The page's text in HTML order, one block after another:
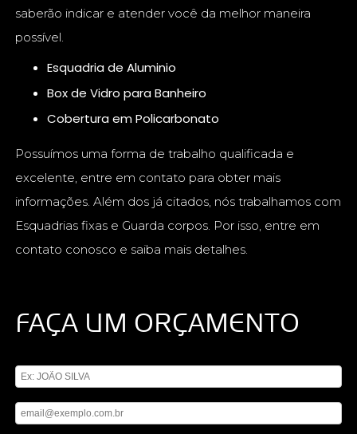
saberão indicar e atender você da melhor maneira
possível.
Esquadria de Aluminio
Box de Vidro para Banheiro
Cobertura em Policarbonato
Possuímos uma forma de trabalho qualificada e
excelente, entre em contato para obter mais
informações. Além dos já citados, nós trabalhamos com
Esquadrias fixas e Guarda corpos. Por isso, entre em
contato conosco e saiba mais detalhes.
FAÇA UM ORÇAMENTO